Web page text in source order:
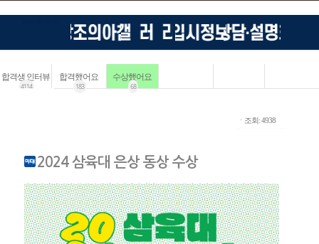
합격생 인터뷰
4114
합격했어요
183
수상했어요
68
ㆍ조회: 4938
2024 삼육대 은상 동상 수상